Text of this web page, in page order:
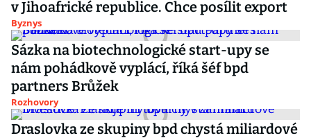
v Jihoafrické republice. Chce posílit export
Byznys
Sázka na biotechnologické start-upy se
nám pohádkově vyplácí, říká šéf bpd
partners Brůžek
Rozhovory
Draslovka ze skupiny bpd chystá miliardové